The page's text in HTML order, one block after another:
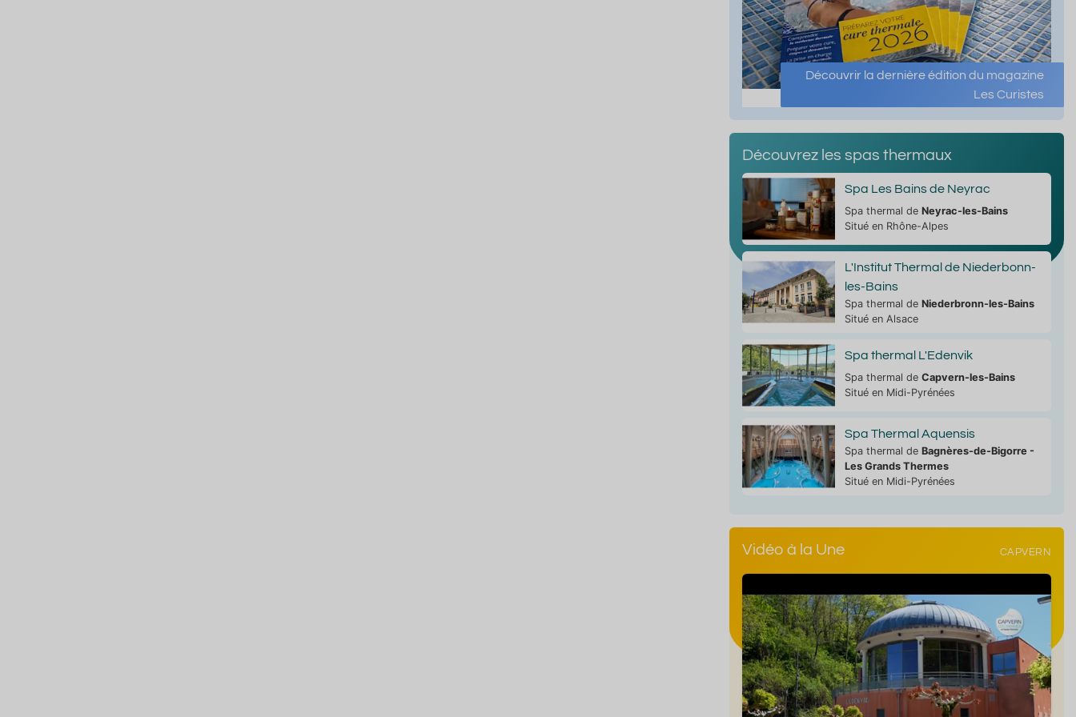
Découvrir la dernière édition du magazine
Les Curistes
Découvrez les spas thermaux
Spa Les Bains de Neyrac
Spa thermal de Neyrac-les-Bains
Situé en Rhône-Alpes
L'Institut Thermal de Niederbonn-
les-Bains
Spa thermal de Niederbronn-les-Bains
Situé en Alsace
Spa thermal L'Edenvik
Spa thermal de Capvern-les-Bains
Situé en Midi-Pyrénées
Spa Thermal Aquensis
Spa thermal de Bagnères-de-Bigorre -
Les Grands Thermes
Situé en Midi-Pyrénées
Vidéo à la Une CAPVERN